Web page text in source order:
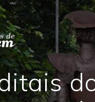
to
content